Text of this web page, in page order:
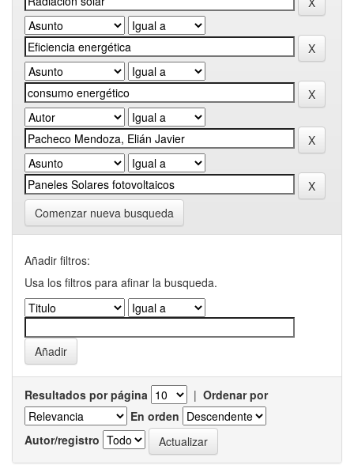
Comenzar nueva busqueda
Añadir filtros:
Usa los filtros para afinar la busqueda.
Resultados por página | Ordenar por
En orden
Autor/registro